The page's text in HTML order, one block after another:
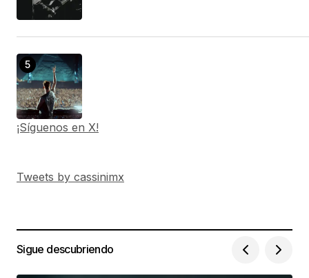
¡Síguenos en X!
Tweets by cassinimx
Sigue descubriendo